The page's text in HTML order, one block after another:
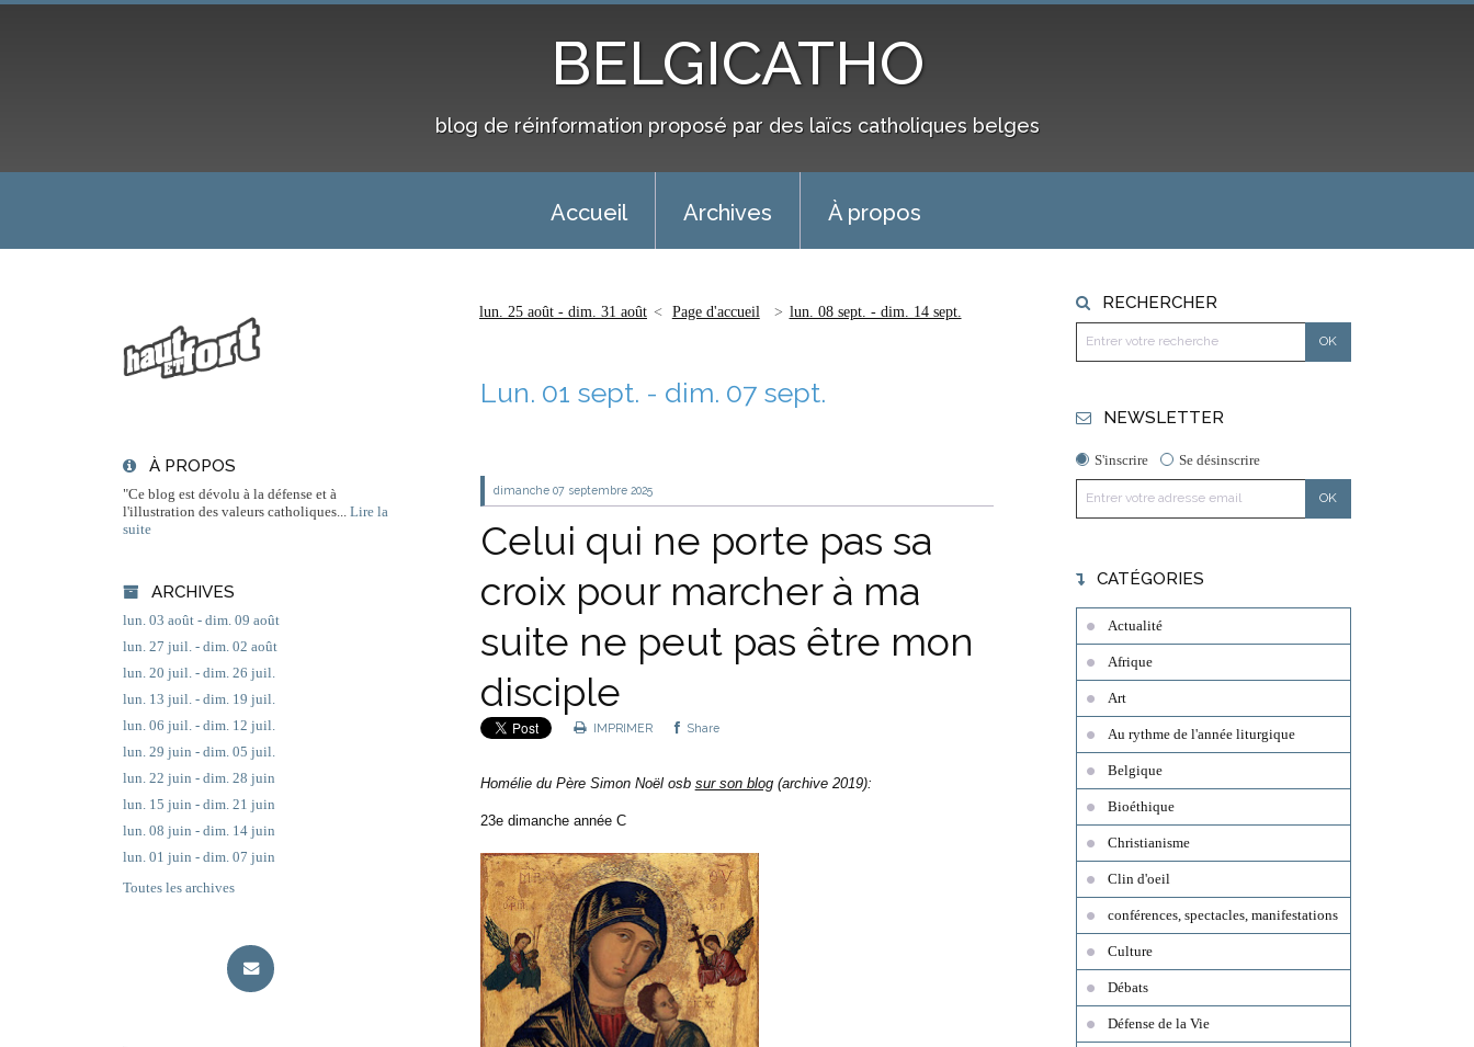
BELGICATHO
blog de réinformation proposé par des laïcs catholiques belges
Accueil Archives À propos
À PROPOS
"Ce blog est dévolu à la défense et à
l'illustration des valeurs catholiques...
Lire la
suite
ARCHIVES
lun. 03 août - dim. 09 août
lun. 27 juil. - dim. 02 août
lun. 20 juil. - dim. 26 juil.
lun. 13 juil. - dim. 19 juil.
lun. 06 juil. - dim. 12 juil.
lun. 29 juin - dim. 05 juil.
lun. 22 juin - dim. 28 juin
lun. 15 juin - dim. 21 juin
lun. 08 juin - dim. 14 juin
lun. 01 juin - dim. 07 juin
Toutes les archives
lun. 25 août - dim. 31 août Page d'accueil lun. 08 sept. - dim. 14 sept.
Lun. 01 sept. - dim. 07 sept.
dimanche 07 septembre 2025
Celui qui ne porte pas sa
croix pour marcher à ma
suite ne peut pas être mon
disciple
IMPRIMER Share
Homélie du Père Simon Noël osb sur son blog(archive 2019):
23e dimanche année C
RECHERCHER
NEWSLETTER
S'inscrire Se désinscrire
CATÉGORIES
Actualité
Afrique
Art
Au rythme de l'année liturgique
Belgique
Bioéthique
Christianisme
Clin d'oeil
conférences, spectacles, manifestations
Culture
Débats
Défense de la Vie